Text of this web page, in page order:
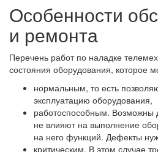
Особенности
и ремонта
Перечень работ по наладке
состояния оборудования, которое
нормальным, то есть
эксплуатацию оборудования,
работоспособным. Возможны
не влияют на выполнение
на него функций. Дефекты
критическим. В этом случае